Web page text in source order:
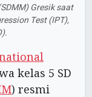
Gresik saat
Test (IPT),
kelas 5 SD
) resmi